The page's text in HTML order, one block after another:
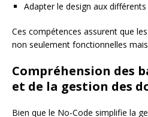
Adapter le design aux
Ces compétences assurent que
non seulement fonctionnelles
Compréhension des
et de la gestion des
Bien que le No-Code simplifie la